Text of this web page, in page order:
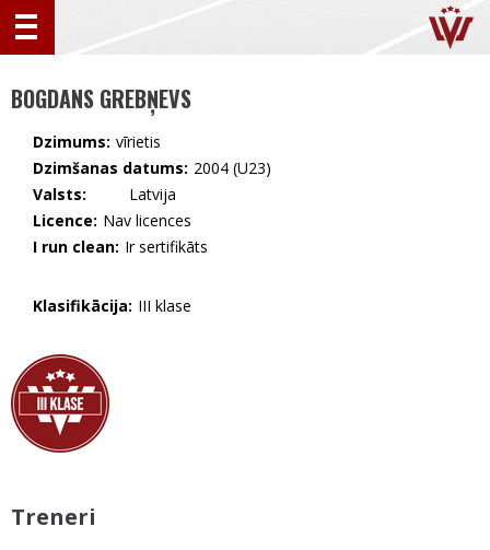
BOGDANS GREBŅEVS
Dzimums: vīrietis
Dzimšanas datums: 2004 (U23)
Valsts:
🇱🇻 Latvija
Licence: Nav licences
I run clean: Ir sertifikāts
Klasifikācija: III klase
Treneri